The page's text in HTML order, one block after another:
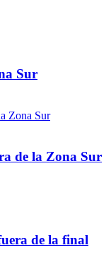
Sur
de la Zona Sur
de la final